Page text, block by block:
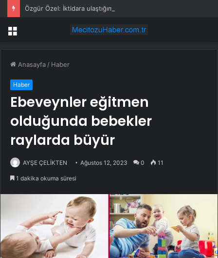
Menü
Anasayfa / Haber
Haber
Ebeveynler eğitmen
olduğunda bebekler
raylarda büyür
AYŞE ÇELİKTEN Ağustos 12, 2023 0 11
1 dakika okuma süresi